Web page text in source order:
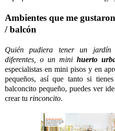
Ambientes que me
/ balcón
Quién pudiera tener un jardín
diferentes, o un mini huerto
especialistas en mini pisos y en
pequeños, así que tanto si
balconcito pequeño, puedes ver
crear tu rinconcito.